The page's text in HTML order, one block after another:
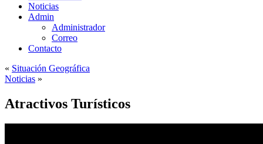
Noticias
Admin
Administrador
Correo
Contacto
« Situación Geográfica
Noticias »
Atractivos Turísticos